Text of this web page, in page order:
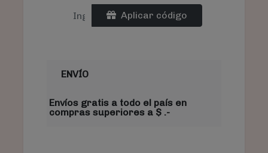
Aplicar código
ENVÍO
Envíos gratis a todo el país en
compras superiores a $ .-